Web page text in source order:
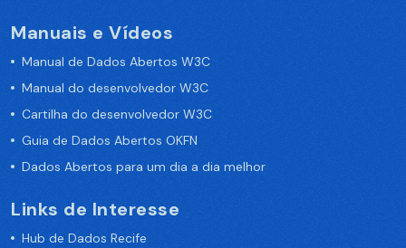
Manuais e Vídeos
Manual de Dados Abertos W3C
Manual do desenvolvedor W3C
Cartilha do desenvolvedor W3C
Guia de Dados Abertos OKFN
Dados Abertos para um dia a dia melhor
Links de Interesse
Hub de Dados Recife